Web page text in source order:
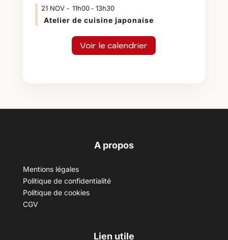
21 NOV 11h00- 13h30
Atelier de cuisine japonaise
Voir le calendrier
A propos
Mentions légales
Politique de confidentialité
Politique de cookies
CGV
Lien utile